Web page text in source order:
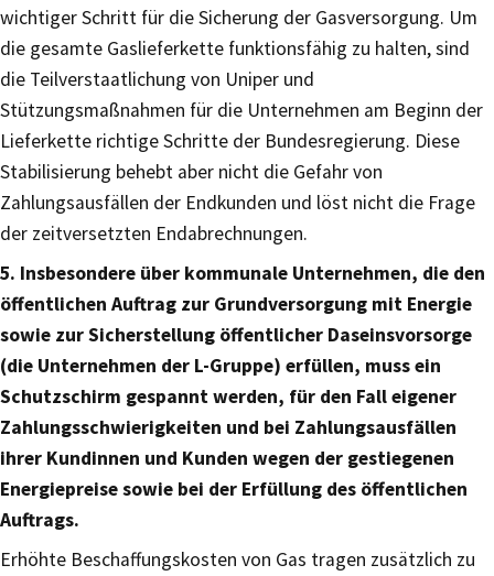
wichtiger Schritt für die Sicherung der Gasversorgung. Um
die gesamte Gaslieferkette funktionsfähig zu halten, sind
die Teilverstaatlichung von Uniper und
Stützungsmaßnahmen für die Unternehmen am Beginn der
Lieferkette richtige Schritte der Bundesregierung. Diese
Stabilisierung behebt aber nicht die Gefahr von
Zahlungsausfällen der Endkunden und löst nicht die Frage
der zeitversetzten Endabrechnungen.
5. Insbesondere über kommunale Unternehmen, die den
öffentlichen Auftrag zur Grundversorgung mit Energie
sowie zur Sicherstellung öffentlicher Daseinsvorsorge
(die Unternehmen der L-Gruppe) erfüllen, muss ein
Schutzschirm gespannt werden, für den Fall eigener
Zahlungsschwierigkeiten und bei Zahlungsausfällen
ihrer Kundinnen und Kunden wegen der gestiegenen
Energiepreise sowie bei der Erfüllung des öffentlichen
Auftrags.
Erhöhte Beschaffungskosten von Gas tragen zusätzlich zu